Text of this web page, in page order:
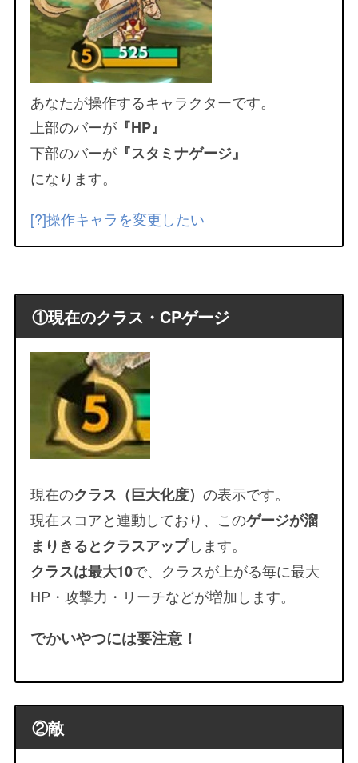
あなたが操作するキャラクターです。
上部のバーが『HP』
下部のバーが『スタミナゲージ』
になります。
[?]操作キャラを変更したい
①現在のクラス・CPゲージ
現在のクラス（巨大化度） の表示です。
現在スコアと連動しており、このゲージが溜
まりきるとクラスアップします。
クラスは最大10で、クラスが上がる毎に最大
HP・攻撃力・リーチなどが増加します。
でかいやつには要注意！
②敵